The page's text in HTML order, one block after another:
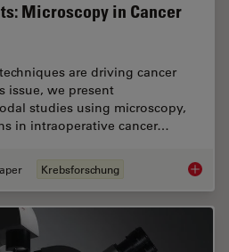
Microscopy in Cancer
are driving cancer
issue, we present
studies using microscopy,
in intraoperative cancer…
Krebsforschung